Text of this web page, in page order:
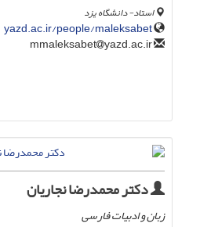
استاد- دانشگاه یزد
yazd.ac.ir/people/maleksabet
yazd.ac.ir
دکتر محمدرضا نجاریان
زبان و ادبیات فارسی